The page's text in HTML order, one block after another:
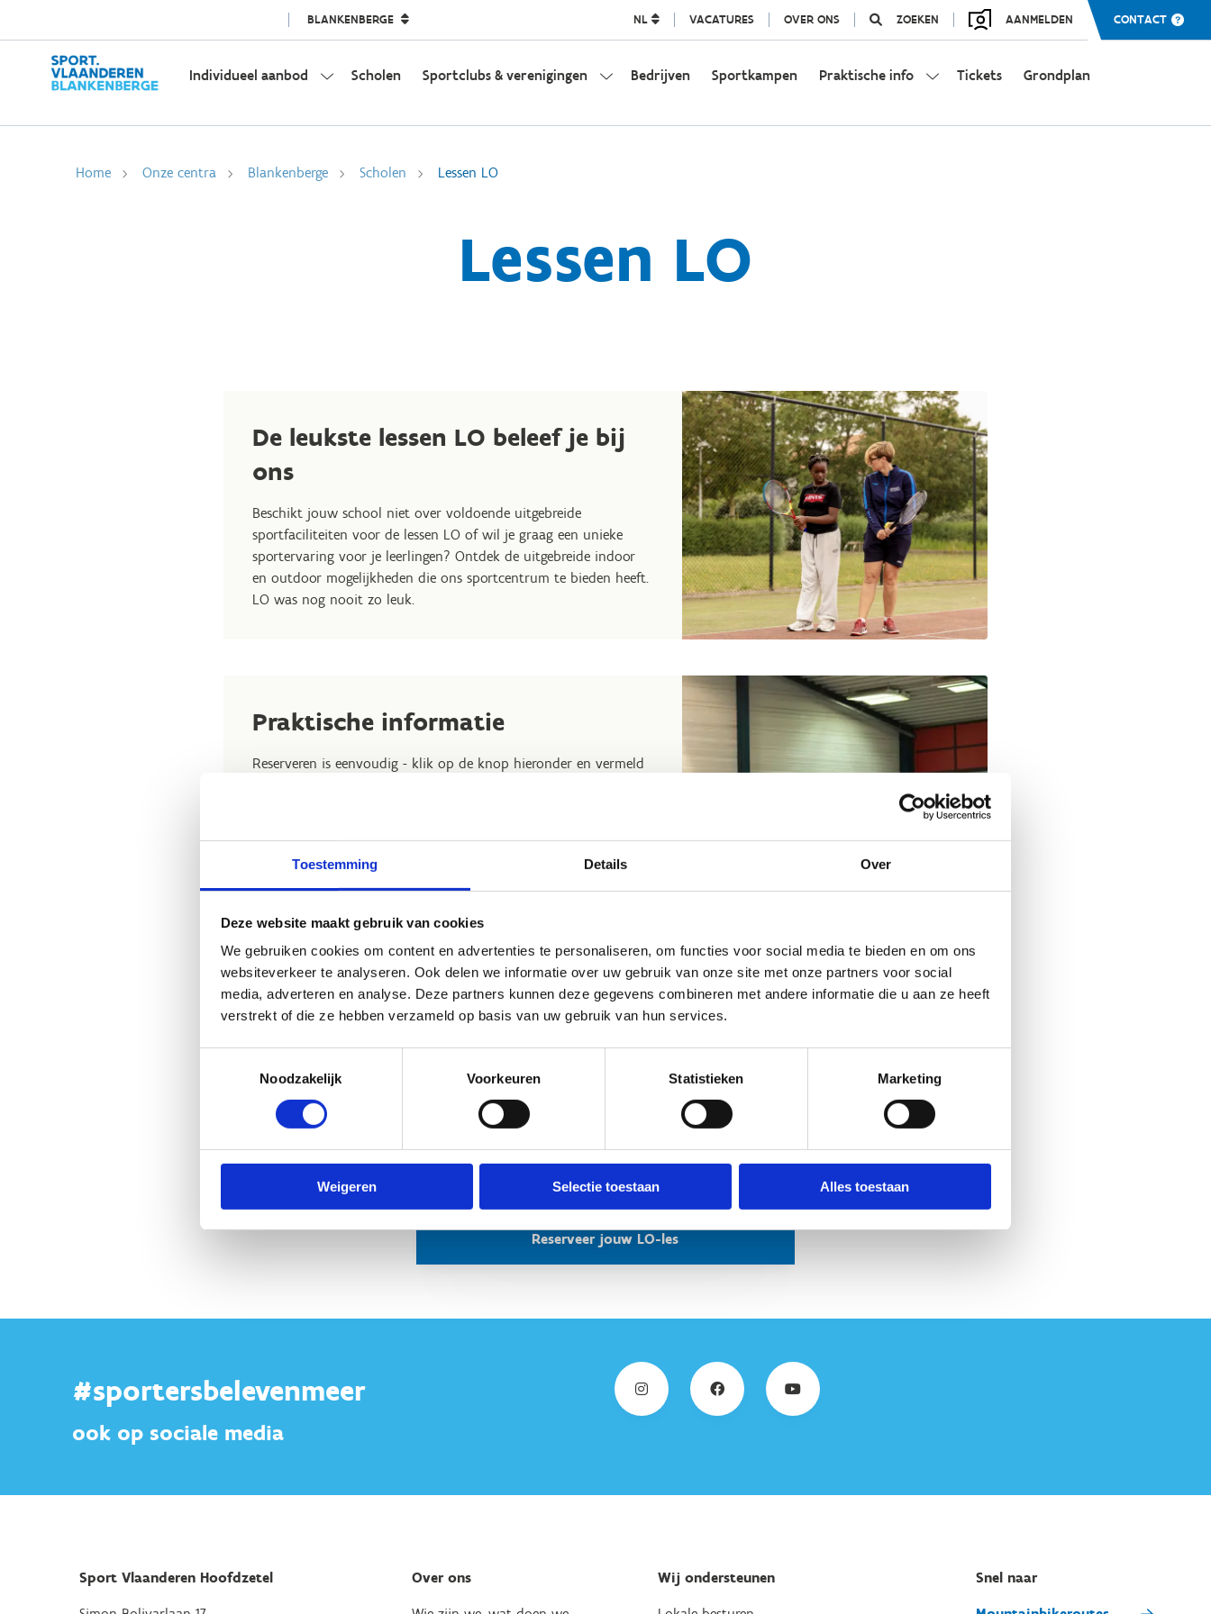
Toestemming Details Over
Deze website maakt gebruik van cookies
We gebruiken cookies om content en advertenties te personaliseren, om functies voor social media te bieden en om ons
websiteverkeer te analyseren. Ook delen we informatie over uw gebruik van onze site met onze partners voor social
media, adverteren en analyse. Deze partners kunnen deze gegevens combineren met andere informatie die u aan ze heeft
verstrekt of die ze hebben verzameld op basis van uw gebruik van hun services.
Noodzakelijk
Voorkeuren Statistieken Marketing
Weigeren Selectie toestaan Alles toestaan
BLANKENBERGE NL VACATURES OVER ONS ZOEKEN AANMELDEN CONTACT
Individueel aanbod Scholen Sportclubs & verenigingen Bedrijven Sportkampen Praktische info Tickets Grondplan
Home Onze centra Blankenberge Scholen Lessen LO
Lessen LO
De leukste lessen LO beleef je bij
ons
Beschikt jouw school niet over voldoende uitgebreide
sportfaciliteiten voor de lessen LO of wil je graag een unieke
sportervaring voor je leerlingen? Ontdek de uitgebreide indoor
en outdoor mogelijkheden die ons sportcentrum te bieden heeft.
LO was nog nooit zo leuk.
Praktische informatie
Reserveren is eenvoudig - klik op de knop hieronder en vermeld
- Adres en ondernemingsnummer van de school
- Contactpersoon (leerkracht)
- Datum en gewenste tijden voor de reservering
- Eventuele extra benodigde materialen
Of je nu een enkele les, een heel trimester of zelfs een heel
schooljaar wilt reserveren, wij staan voor je klaar.
Heb je specifieke materialen nodig voor jouw les?Laat het
ons weten in je e-mail. Wacht niet langer, maak je reservering
Bekijk de algemene voorwaarden
Reserveer jouw LO-les
#sportersbelevenmeer
ook op sociale media
Sport Vlaanderen Hoofdzetel Over ons Wij ondersteunen Snel naar